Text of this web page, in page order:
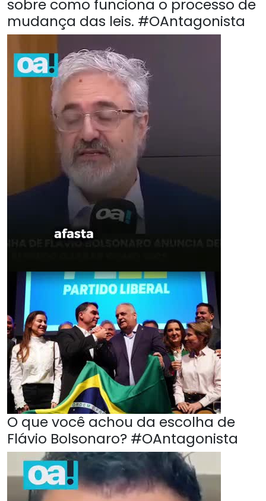
sobre como funciona o processo de
mudança das leis. #OAntagonista
O que você achou da escolha de
Flávio Bolsonaro? #OAntagonista